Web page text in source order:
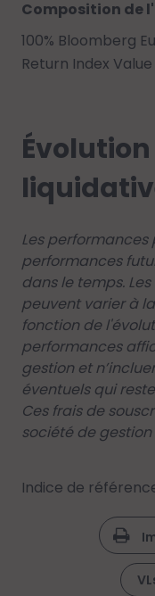
Composition de
100% Bloomberg
Return Index
Les
performances
dans le temps.
peuvent varier à
fonction de
performances
gestion et
éventuels qui
Ces frais de
société de
Indice de